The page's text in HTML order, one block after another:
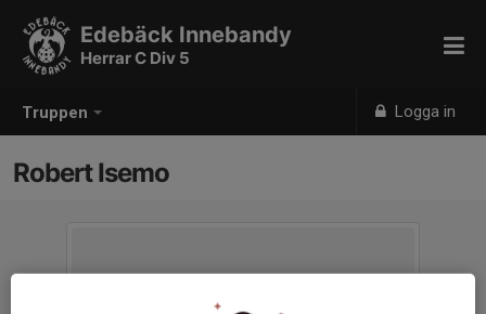
Truppen Logga in
Edebäck Innebandy
Herrar C Div 5
Robert Isemo